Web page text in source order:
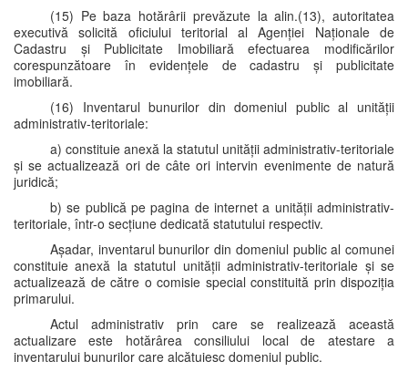
(15) Pe baza hotărârii prevăzute la alin.(13), autoritatea
executivă solicită oficiului teritorial al Agenției Naționale de
Cadastru și Publicitate Imobiliară efectuarea modificărilor
corespunzătoare în evidențele de cadastru și publicitate
imobiliară.
(16) Inventarul bunurilor din domeniul public al unității
administrativ-teritoriale:
a) constituie anexă la statutul unității administrativ-teritoriale
și se actualizează ori de câte ori intervin evenimente de natură
juridică;
b) se publică pe pagina de internet a unității administrativ-
teritoriale, într-o secțiune dedicată statutului respectiv.
Așadar, inventarul bunurilor din domeniul public al comunei
constituie anexă la statutul unității administrativ-teritoriale și se
actualizează de către o comisie special constituită prin dispoziția
primarului.
Actul administrativ prin care se realizează această
actualizare este hotărârea consiliului local de atestare a
inventarului bunurilor care alcătuiesc domeniul public.